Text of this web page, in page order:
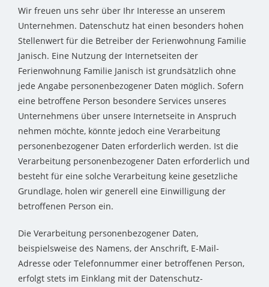
Wir freuen uns sehr über Ihr Interesse an unserem
Unternehmen. Datenschutz hat einen besonders hohen
Stellenwert für die Betreiber der Ferienwohnung Familie
Janisch. Eine Nutzung der Internetseiten der
Ferienwohnung Familie Janisch ist grundsätzlich ohne
jede Angabe personenbezogener Daten möglich. Sofern
eine betroffene Person besondere Services unseres
Unternehmens über unsere Internetseite in Anspruch
nehmen möchte, könnte jedoch eine Verarbeitung
personenbezogener Daten erforderlich werden. Ist die
Verarbeitung personenbezogener Daten erforderlich und
besteht für eine solche Verarbeitung keine gesetzliche
Grundlage, holen wir generell eine Einwilligung der
betroffenen Person ein.
Die Verarbeitung personenbezogener Daten,
beispielsweise des Namens, der Anschrift, E-Mail-
Adresse oder Telefonnummer einer betroffenen Person,
erfolgt stets im Einklang mit der Datenschutz-